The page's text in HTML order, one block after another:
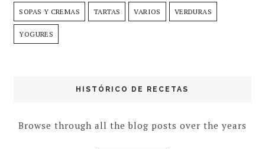
SOPAS Y CREMAS TARTAS VARIOS VERDURAS
YOGURES
HISTÓRICO DE RECETAS
Browse through all the blog posts over the years